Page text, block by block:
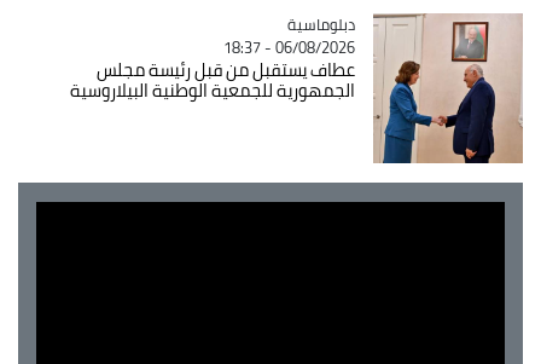
Catégorie
دبلوماسية
06/08/2026 - 18:37
عطاف يستقبل من قبل رئيسة مجلس
الجمهورية للجمعية الوطنية البيلاروسية